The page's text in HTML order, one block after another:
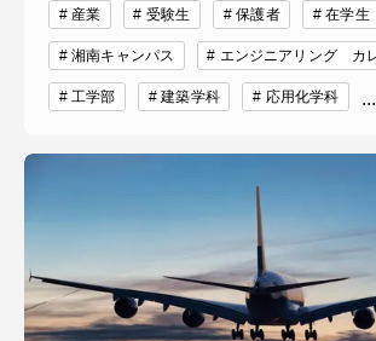
産業 受験生 保護者 在学生
湘南キャンパス エンジニアリング カ
工学部 建築学科 応用化学科 ...